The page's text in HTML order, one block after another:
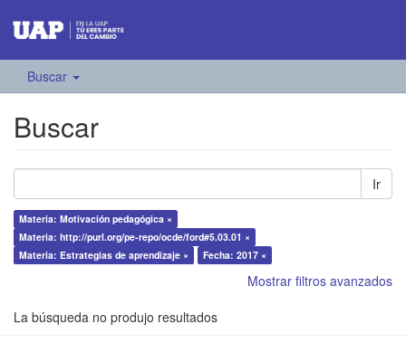
Buscar
Buscar
Ir
Materia: Motivación pedagógica ×
Materia: http://purl.org/pe-repo/ocde/ford#5.03.01 ×
Materia: Estrategias de aprendizaje ×
Fecha: 2017 ×
Mostrar filtros avanzados
La búsqueda no produjo resultados